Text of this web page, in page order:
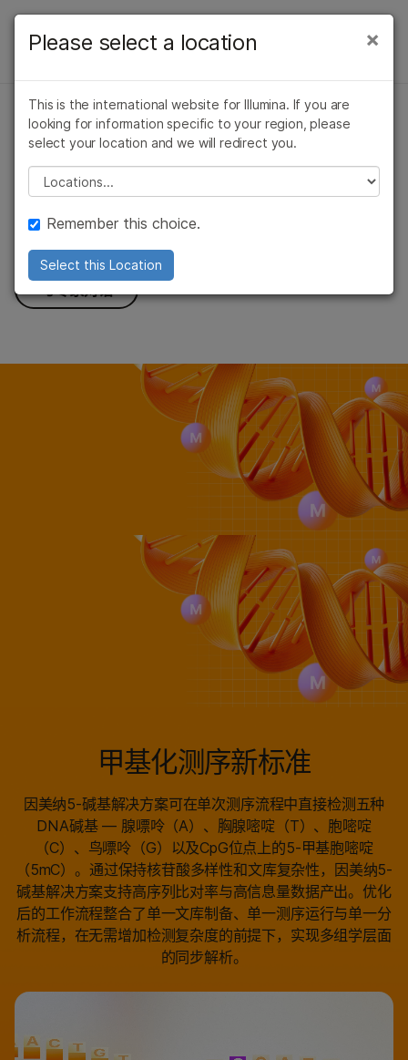
学习
支持
推荐内容链接
概述
概述
按类型
按感兴趣的区域
通过仪器兼容性
产品线
问题
因美纳5-碱基解决方案
一次检测，
双重解析。
传学双重洞察
与专家对话
甲基化测序新标准
因美纳5-碱基解决方案可在单次测序流程中直接检测五种
DNA碱基 — 腺嘌呤（A）、胸腺嘧啶（T）、胞嘧啶
（C）、鸟嘌呤（G）以及CpG位点上的5-甲基胞嘧啶
（5mC）。通过保持核苷酸多样性和文库复杂性，因美纳5-
碱基解决方案支持高序列比对率与高信息量数据产出。优化
后的工作流程整合了单一文库制备、单一测序运行与单一分
析流程，在无需增加检测复杂度的前提下，实现多组学层面
的同步解析。
癌症研究
微生物学
农业基因组学
复杂疾病
临床肿瘤学
生殖健康
遗传病和罕见病
×
Please select a location
This is the international website for Illumina. If you are
looking for information specific to your region, please
select your location and we will redirect you.
Please select a location
Remember this choice.
Select this Location